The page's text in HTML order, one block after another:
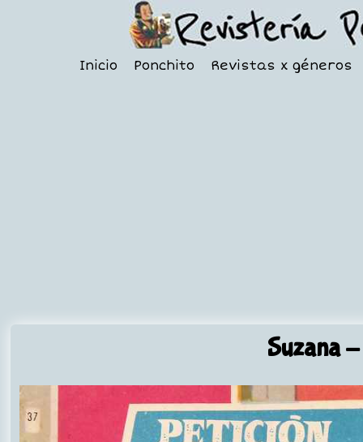
Inicio Ponchito Revistas x géneros
Suzana-